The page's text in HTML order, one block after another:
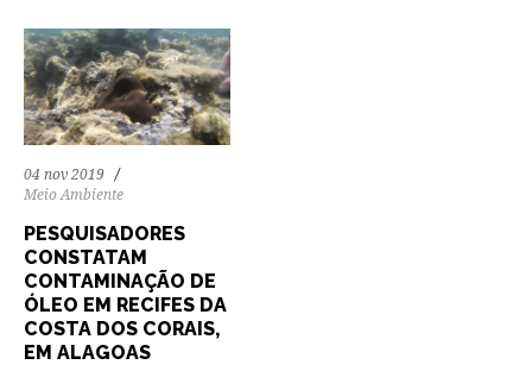
04 nov 2019
Meio Ambiente
PESQUISADORES
CONSTATAM
CONTAMINAÇÃO DE
ÓLEO EM RECIFES DA
COSTA DOS CORAIS,
EM ALAGOAS